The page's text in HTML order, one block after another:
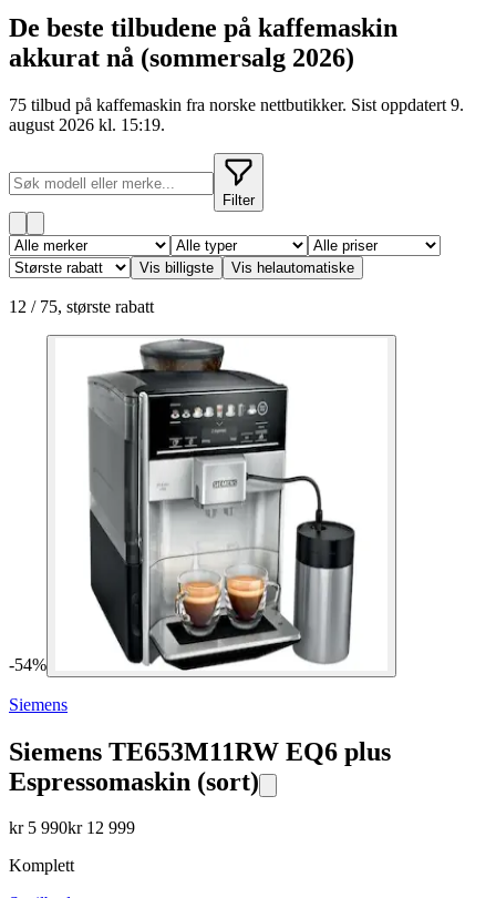
De beste tilbudene på kaffemaskin
akkurat nå (sommersalg 2026)
75 tilbud på kaffemaskin fra norske nettbutikker. Sist oppdatert 9.
august 2026 kl. 15:19.
Filter
Vis billigste Vis helautomatiske
12 / 75, største rabatt
-54%
Siemens
Siemens TE653M11RW EQ6 plus
Espressomaskin (sort)
kr 5 990kr 12 999
Komplett